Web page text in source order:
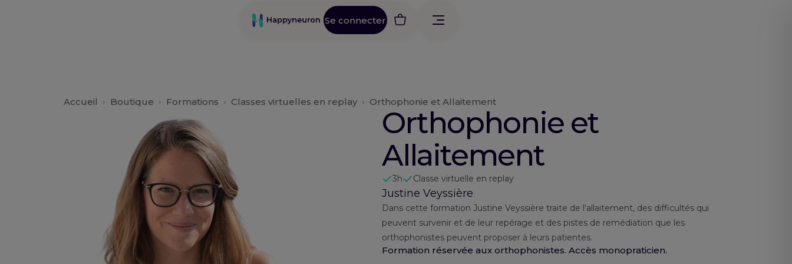
Se connecter
Accueil › Boutique › Formations › Classes virtuelles en replay › Orthophonie et Allaitement
Orthophonie et
Allaitement
3h Classe virtuelle en replay
Justine Veyssière
Dans cette formation Justine Veyssière traite de l'allaitement, des difficultés qui
peuvent survenir et de leur repérage et des pistes de remédiation que les
orthophonistes peuvent proposer à leurs patientes.
Formation réservée aux orthophonistes. Accès monopraticien.